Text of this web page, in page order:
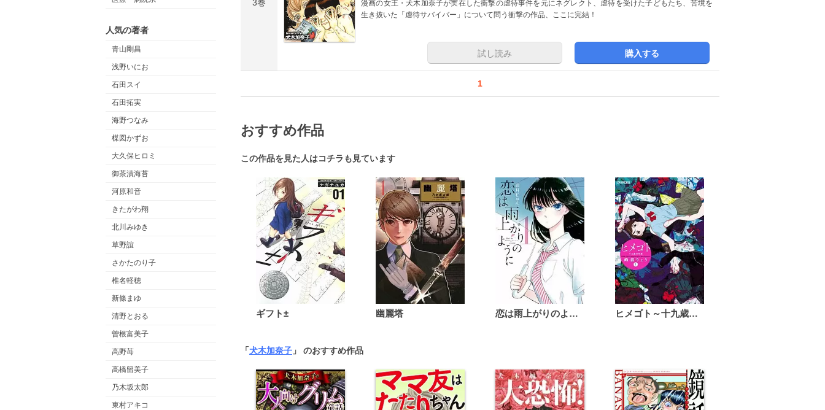
人気の著者
青山剛昌
浅野いにお
石田スイ
石田拓実
海野つなみ
楳図かずお
大久保ヒロミ
御茶漬海苔
河原和音
きたがわ翔
北川みゆき
草野誼
さかたのり子
椎名軽穂
新條まゆ
清野とおる
曽根富美子
高野苺
高橋留美子
乃木坂太郎
東村アキコ
3巻
漫画の女王・犬木加奈子が実在した衝撃の虐待事件を元にネグレクト、虐待を受けた子どもたち、苦境を
生き抜いた「虐待サバイバー」について問う衝撃の作品、ここに完結！
試し読み 購入する
1
おすすめ作品
この作品を見た人はコチラも見ています
ギフト± 幽麗塔 恋は雨上がりのように ヒメゴト～十九歳の制服～
「犬木加奈子 」 のおすすめ作品